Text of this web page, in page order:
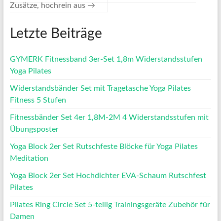
Zusätze, hochrein aus →
Letzte Beiträge
GYMERK Fitnessband 3er-Set 1,8m Widerstandsstufen
Yoga Pilates
Widerstandsbänder Set mit Tragetasche Yoga Pilates
Fitness 5 Stufen
Fitnessbänder Set 4er 1,8M-2M 4 Widerstandsstufen mit
Übungsposter
Yoga Block 2er Set Rutschfeste Blöcke für Yoga Pilates
Meditation
Yoga Block 2er Set Hochdichter EVA-Schaum Rutschfest
Pilates
Pilates Ring Circle Set 5-teilig Trainingsgeräte Zubehör für
Damen